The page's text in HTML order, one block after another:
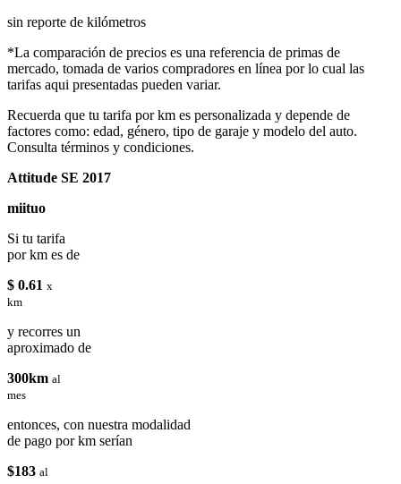
sin reporte de kilómetros
*La comparación de precios es una referencia de primas de
mercado, tomada de varios compradores en línea por lo cual las
tarifas aqui presentadas pueden variar.
Recuerda que tu tarifa por km es personalizada y depende de
factores como: edad, género, tipo de garaje y modelo del auto.
Consulta términos y condiciones.
Attitude SE 2017
miituo
Si tu tarifa
por km es de
$ 0.61 x
km
y recorres un
aproximado de
300km al
mes
entonces, con nuestra modalidad
de pago por km serían
$183 al